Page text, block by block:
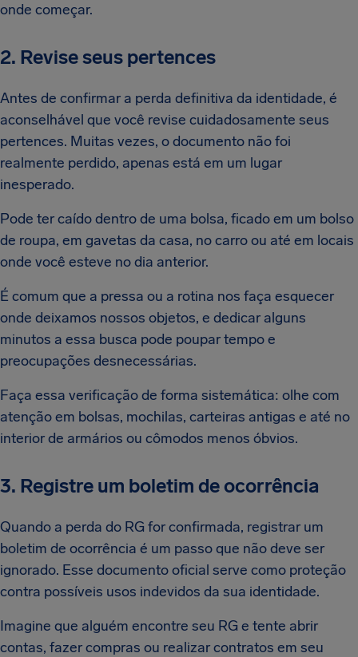
onde começar.
2. Revise seus pertences
Antes de confirmar a perda definitiva da identidade, é
aconselhável que você revise cuidadosamente seus
pertences. Muitas vezes, o documento não foi
realmente perdido, apenas está em um lugar
inesperado.
Pode ter caído dentro de uma bolsa, ficado em um bolso
de roupa, em gavetas da casa, no carro ou até em locais
onde você esteve no dia anterior.
É comum que a pressa ou a rotina nos faça esquecer
onde deixamos nossos objetos, e dedicar alguns
minutos a essa busca pode poupar tempo e
preocupações desnecessárias.
Faça essa verificação de forma sistemática: olhe com
atenção em bolsas, mochilas, carteiras antigas e até no
interior de armários ou cômodos menos óbvios.
3. Registre um boletim de ocorrência
Quando a perda do RG for confirmada, registrar um
boletim de ocorrência é um passo que não deve ser
ignorado. Esse documento oficial serve como proteção
contra possíveis usos indevidos da sua identidade.
Imagine que alguém encontre seu RG e tente abrir
contas, fazer compras ou realizar contratos em seu